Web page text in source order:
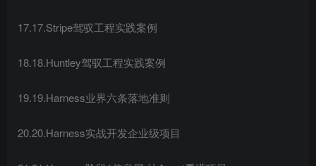
17.17.Stripe驾驭工程实践案例
18.18.Huntley驾驭工程实践案例
19.19.Harness业界六条落地准则
20.20.Harness实战开发企业级项目